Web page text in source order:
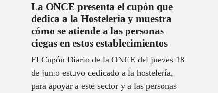
La ONCE presenta el cupón que
dedica a la Hostelería y muestra
cómo se atiende a las personas
ciegas en estos establecimientos
El Cupón Diario de la ONCE del jueves 18
de junio estuvo dedicado a la hostelería,
para apoyar a este sector y a las personas